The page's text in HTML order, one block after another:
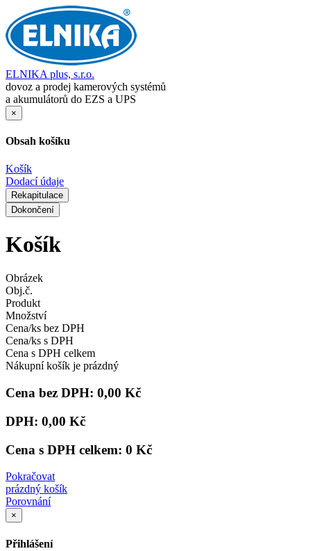
ELNIKA plus, s.r.o.
dovoz a prodej kamerových systémů
a akumulátorů do EZS a UPS
×
Obsah košíku
Košík
Dodací údaje
Rekapitulace
Dokončení
Košík
Obrázek
Obj.č.
Produkt
Množství
Cena/ks bez DPH
Cena/ks s DPH
Cena s DPH celkem
Nákupní košík je prázdný
Cena bez DPH: 0,00 Kč
DPH: 0,00 Kč
Cena s DPH celkem: 0 Kč
Pokračovat
prázdný košík
Porovnání
×
Přihlášení